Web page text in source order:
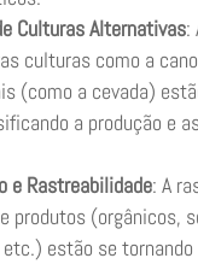
Culturas Alternativas:
culturas como a
(como a cevada)
a produção e
e Rastreabilidade: A
produtos (orgânicos,
estão se